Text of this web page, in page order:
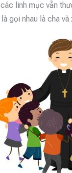
linh mục vẫn
gọi nhau là cha và